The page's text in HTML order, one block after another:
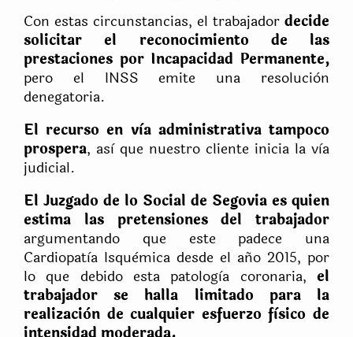
Con estas circunstancias, el trabajador decide
solicitar el reconocimiento de las
prestaciones por Incapacidad Permanente,
pero el INSS emite una resoluciòn
denegatoria.
El recurso en vìa administrativa tampoco
prospera, asì que nuestro cliente inicia la vìa
judicial.
El Juzgado de lo Social de Segovia es quien
estima las pretensiones del trabajador
argumentando que este padece una
Cardiopatìa Isquèmica desde el año 2015, por
lo que debido esta patologìa coronaria, el
trabajador se halla limitado para la
realizaciòn de cualquier esfuerzo fìsico de